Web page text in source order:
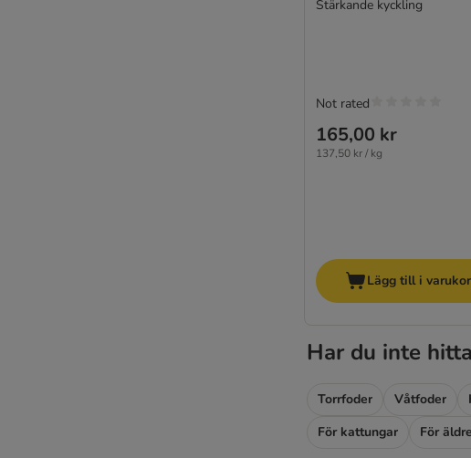
Stärkande kyckling
165,00 kr
137,50 kr / kg
Not rated
Lägg till i
Har du inte
Torrfoder Våtfoder
För kattungar
För